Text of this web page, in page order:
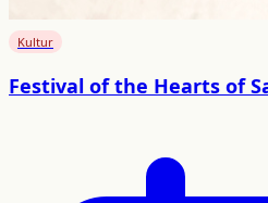
Kultur
Festival of the Hearts of